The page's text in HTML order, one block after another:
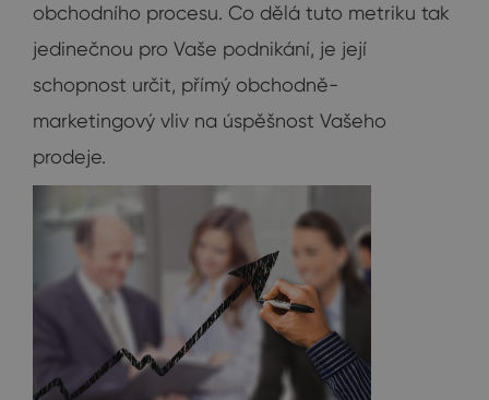
obchodního procesu. Co dělá tuto metriku tak
jedinečnou pro Vaše podnikání, je její
schopnost určit, přímý obchodně-
marketingový vliv na úspěšnost Vašeho
prodeje.